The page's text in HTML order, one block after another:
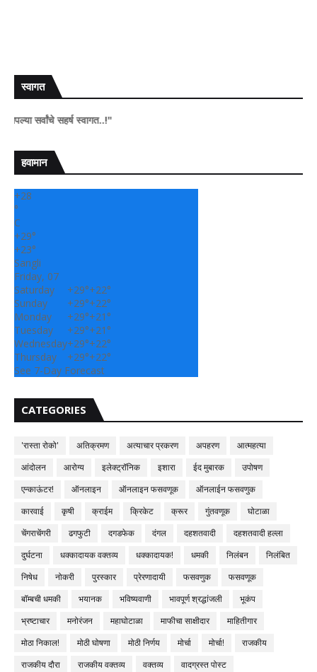
स्वागत
सहर्ष स्वागत..!"
हवामान
+28
°
C
+29°
+23°
Sangli
Friday, 07
Saturday
+29°+22°
Sunday
+29°+22°
Monday
+29°+21°
Tuesday
+29°+21°
Wednesday+29°+22°
Thursday
+29°+22°
See 7-Day Forecast
CATEGORIES
'रास्ता रोको' अतिक्रमण अत्याचार प्रकरण अपहरण
आत्महत्या
आंदोलन
आरोग्य इलेक्ट्रॉनिक इशारा ईद मुबारक
उपोषण
एन्काऊंटर!
ऑनलाइन ऑनलाइन फसवणूक
ऑनलाईन फसवणुक
कारवाई
कृषी क्राईम क्रिकेट क्रूर गुंतवणूक
घोटाळा
चेंगराचेंगरी
ढगफुटी दगडफेक दंगल दहशतवादी
दहशतवादी हल्ला
दुर्घटना
धक्कादायक वक्तव्य धक्कादायक! धमकी निलंबन
निलंबित
निषेध
नोकरी पुरस्कार प्रेरणादायी फसवणुक
फसवणूक
बॉम्बची धमकी
भयानक भविष्यवाणी भावपूर्ण श्रद्धांजली
भूकंप
भ्रष्टाचार
मनोरंजन महाघोटाळा माफीचा साक्षीदार
माहितीगार
मोठा निकाल!
मोठी घोषणा मोठी निर्णय मोर्चा मोर्चा!
राजकीय
राजकीय दौरा
राजकीय वक्तव्य वक्तव्य
वादग्रस्त पोस्ट